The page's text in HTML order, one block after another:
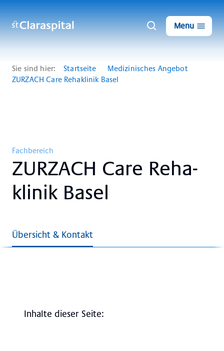
Menu
Sie sind hier: Startseite
Medizinisches Angebot
ZURZACH Care Rehaklinik Basel
Fachbereich
ZURZ­ACH Care Re­ha­
kli­nik Ba­sel
Übersicht & Kontakt
Inhalte dieser Seite: